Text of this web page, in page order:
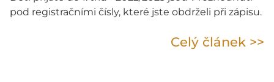
pod registračními čísly, které jste obdrželi při zápisu.
Celý článek >>